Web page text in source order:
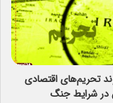
تحریم‌های اقتصادی
در شرایط جنگ